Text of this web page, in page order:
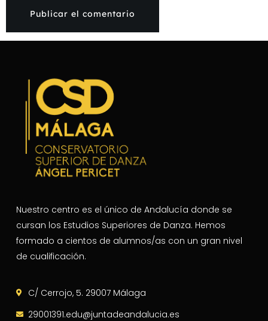
Nuestro centro es el único de Andalucía donde se
cursan los Estudios Superiores de Danza. Hemos
formado a cientos de alumnos/as con un gran nivel
de cualificación.
C/ Cerrojo, 5. 29007 Málaga
29001391.edu@juntadeandalucia.es